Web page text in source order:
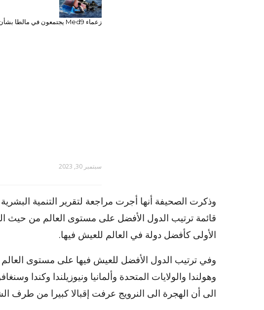
زعماء Med9 يجتمعون في مالطا بشأن أزمة الهجرة
سبتمبر 30, 2023
وذكرت الصحيفة أنها أجرت مراجعة لتقرير التنمية
قائمة ترتيب الدول الأفضل على مستوى العالم من حيث
الأولى كأفضل دولة في العالم للعيش فيها.
وفي ترتيب الدول الأفضل للعيش فيها على مستوى
وهولندا والولايات المتحدة وألمانيا ونيوزيلندا وكندا
الى أن الهجرة الى النرويج عرفت إقبالا كبيرا من